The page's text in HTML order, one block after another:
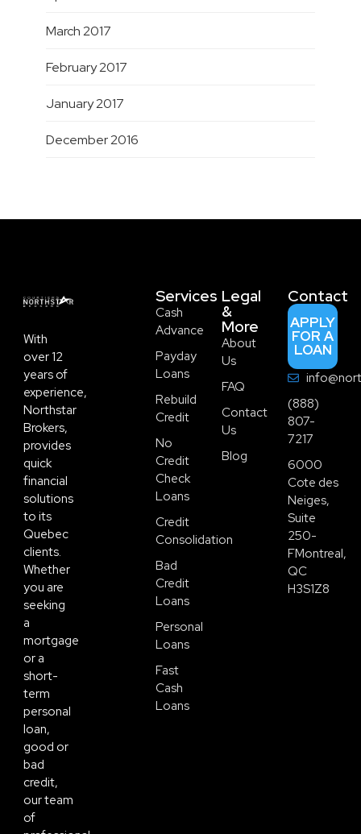
March 2017
February 2017
January 2017
December 2016
With
over 12
years of
experience,
Northstar
Brokers,
provides
quick
financial
solutions
to its
Quebec
clients.
Whether
you are
seeking
a
mortgage
or a
short-
term
personal
loan,
good or
bad
credit,
our team
of
Services
Cash
Advance
Payday
Loans
Rebuild
Credit
No
Credit
Check
Loans
Credit
Consolidation
Bad
Credit
Loans
Personal
Loans
Fast
Cash
Loans
Legal
&
More
About
Us
FAQ
Contact
Us
Blog
Contact
APPLY
FOR A
LOAN
(888)
807-
7217
6000
Cote des
Neiges,
Suite
250-
FMontreal,
QC
H3S1Z8